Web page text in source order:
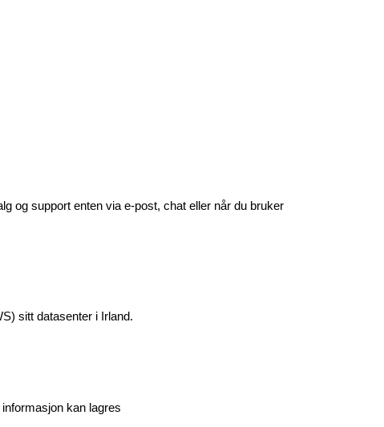
og support enten via e-post, chat eller når du bruker
sitt datasenter i Irland.
kan lagres